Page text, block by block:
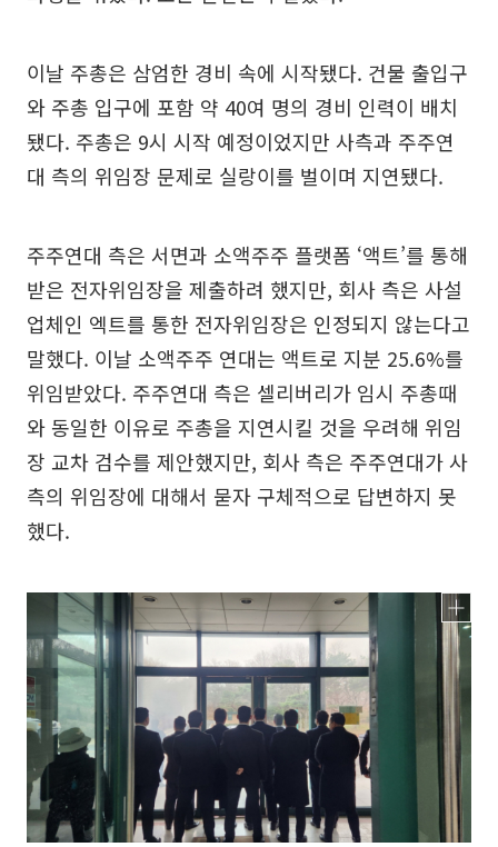
이날 주총은 삼엄한 경비 속에 시작됐다. 건물 출입구
와 주총 입구에 포함 약 40여 명의 경비 인력이 배치
됐다. 주총은 9시 시작 예정이었지만 사측과 주주연
대 측의 위임장 문제로 실랑이를 벌이며 지연됐다.
주주연대 측은 서면과 소액주주 플랫폼 ‘액트’를 통해
받은 전자위임장을 제출하려 했지만, 회사 측은 사설
업체인 엑트를 통한 전자위임장은 인정되지 않는다고
말했다. 이날 소액주주 연대는 액트로 지분 25.6%를
위임받았다. 주주연대 측은 셀리버리가 임시 주총때
와 동일한 이유로 주총을 지연시킬 것을 우려해 위임
장 교차 검수를 제안했지만, 회사 측은 주주연대가 사
측의 위임장에 대해서 묻자 구체적으로 답변하지 못
했다.